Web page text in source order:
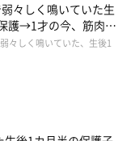
きる
々しく鳴いていた生
護→1才の今、筋肉質
長
々しく鳴いていた、生後1